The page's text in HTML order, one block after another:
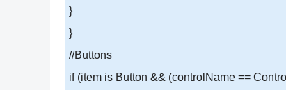
}
}
//Buttons
if (item is Button && (controlName ==